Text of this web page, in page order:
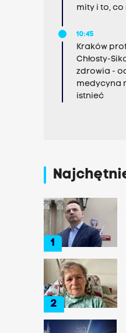
mity i to, co
10:45
Kraków
Chłosty-
zdrowia -
medycyna
istnieć
1
2